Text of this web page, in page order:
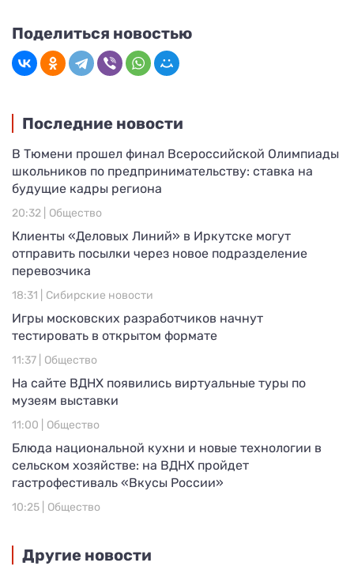
Поделиться новостью
Последние новости
В Тюмени прошел финал Всероссийской Олимпиады
школьников по предпринимательству: ставка на
будущие кадры региона
20:32 | Общество
Клиенты «Деловых Линий» в Иркутске могут
отправить посылки через новое подразделение
перевозчика
18:31 | Сибирские новости
Игры московских разработчиков начнут
тестировать в открытом формате
11:37 | Общество
На сайте ВДНХ появились виртуальные туры по
музеям выставки
11:00 | Общество
Блюда национальной кухни и новые технологии в
сельском хозяйстве: на ВДНХ пройдет
гастрофестиваль «Вкусы России»
10:25 | Общество
Другие новости